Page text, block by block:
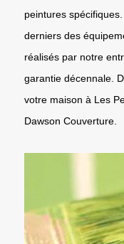
peintures
derniers des
réalisés par notre
garantie décennale.
votre maison à Les
Dawson Couverture.